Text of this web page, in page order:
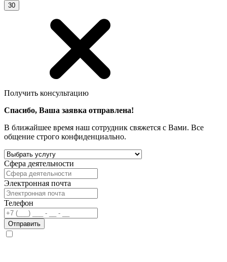
30
Получить консультацию
Спасибо, Ваша заявка отправлена!
В ближайшее время наш сотрудник свяжется с Вами. Все
общение строго конфиденциально.
Сфера деятельности
Электронная почта
Телефон
Отправить